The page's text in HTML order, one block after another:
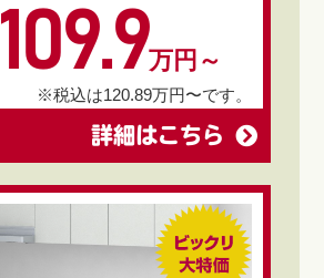
109.9万円～
※税込は120.89万円〜です。
詳細はこちら